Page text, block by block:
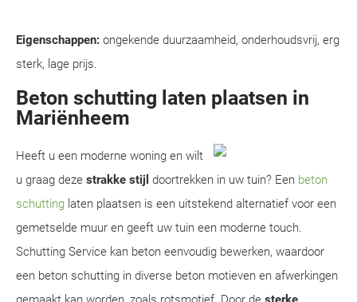
Eigenschappen: ongekende duurzaamheid, onderhoudsvrij, erg
sterk, lage prijs.
Beton schutting laten plaatsen in
Mariënheem
Heeft u een moderne woning en wilt
u graag deze strakke stijl doortrekken in uw tuin? Een beton
schutting laten plaatsen is een uitstekend alternatief voor een
gemetselde muur en geeft uw tuin een moderne touch.
Schutting Service kan beton eenvoudig bewerken, waardoor
een beton schutting in diverse beton motieven en afwerkingen